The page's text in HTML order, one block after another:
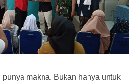
punya makna. Bukan hanya untuk